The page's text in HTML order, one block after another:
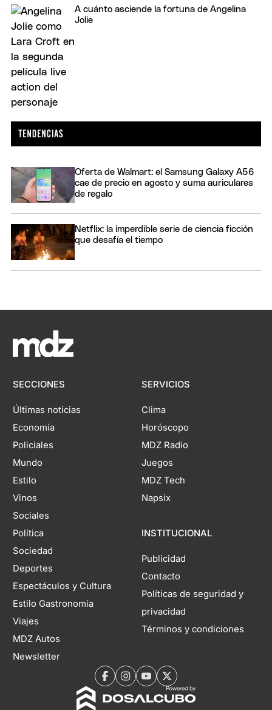
A cuánto asciende la fortuna de Angelina
Jolie
Oferta de Walmart: el Samsung Galaxy A56
cae de precio en agosto y suma auriculares
de regalo
Netflix: la imperdible serie de ciencia ficción
que desafía el tiempo
SECCIONES
Últimas noticias
Economía
Policiales
Mundo
Estilo
Vinos
Sociales
Política
Sociedad
Deportes
Espectáculos y Cultura
Estilo Gastronomía
Viajes
MDZ Autos
Newsletter
SERVICIOS
Clima
Horóscopo
MDZ Radio
Juegos
MDZ Tech
Napsix
INSTITUCIONAL
Publicidad
Contacto
Políticas de seguridad y
privacidad
Términos y condiciones